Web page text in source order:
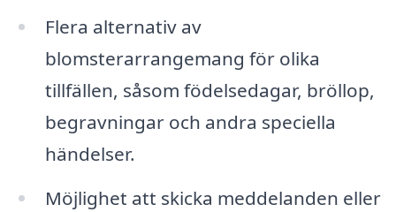
Flera alternativ av
blomsterarrangemang för olika
tillfällen, såsom födelsedagar, bröllop,
begravningar och andra speciella
händelser.
Möjlighet att skicka meddelanden eller